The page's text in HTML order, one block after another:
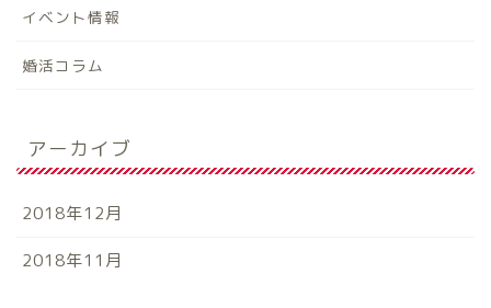
イベント情報
婚活コラム
アーカイブ
2018年12月
2018年11月